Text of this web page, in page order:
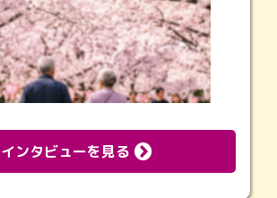
インタビューを見る